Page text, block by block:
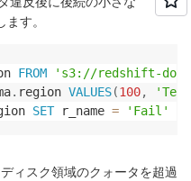
す。
FROM
's3://redshift-
. region VALUES(100,
SET r_name = 'Fail'
ィスク領域のクォータを超過